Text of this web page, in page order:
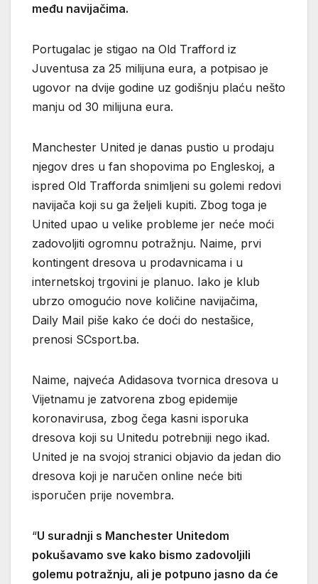
među navijačima.
Portugalac je stigao na Old Trafford iz
Juventusa za 25 milijuna eura, a potpisao je
ugovor na dvije godine uz godišnju plaću nešto
manju od 30 milijuna eura.
Manchester United je danas pustio u prodaju
njegov dres u fan shopovima po Engleskoj, a
ispred Old Trafforda snimljeni su golemi redovi
navijača koji su ga željeli kupiti. Zbog toga je
United upao u velike probleme jer neće moći
zadovoljiti ogromnu potražnju. Naime, prvi
kontingent dresova u prodavnicama i u
internetskoj trgovini je planuo. Iako je klub
ubrzo omogućio nove količine navijačima,
Daily Mail piše kako će doći do nestašice,
prenosi SCsport.ba.
Naime, najveća Adidasova tvornica dresova u
Vijetnamu je zatvorena zbog epidemije
koronavirusa, zbog čega kasni isporuka
dresova koji su Unitedu potrebniji nego ikad.
United je na svojoj stranici objavio da jedan dio
dresova koji je naručen online neće biti
isporučen prije novembra.
“U suradnji s Manchester Unitedom
pokušavamo sve kako bismo zadovoljili
golemu potražnju, ali je potpuno jasno da će